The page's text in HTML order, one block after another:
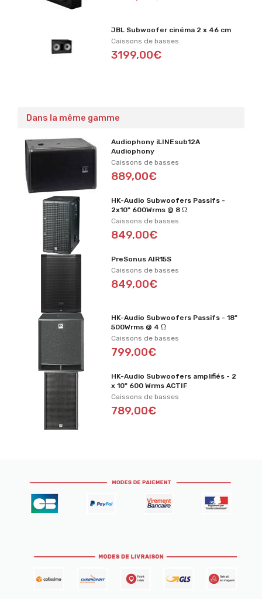
JBL Subwoofer cinéma 2 x 46 cm
Caissons de basses
3199,00€
Dans la même gamme
Audiophony iLINEsub12A
Audiophony
Caissons de basses
889,00€
HK-Audio Subwoofers Passifs -
2x10" 600Wrms @ 8 Ω
Caissons de basses
849,00€
PreSonus AIR15S
Caissons de basses
849,00€
HK-Audio Subwoofers Passifs - 18"
500Wrms @ 4 Ω
Caissons de basses
799,00€
HK-Audio Subwoofers amplifiés - 2
x 10" 600 Wrms ACTIF
Caissons de basses
789,00€